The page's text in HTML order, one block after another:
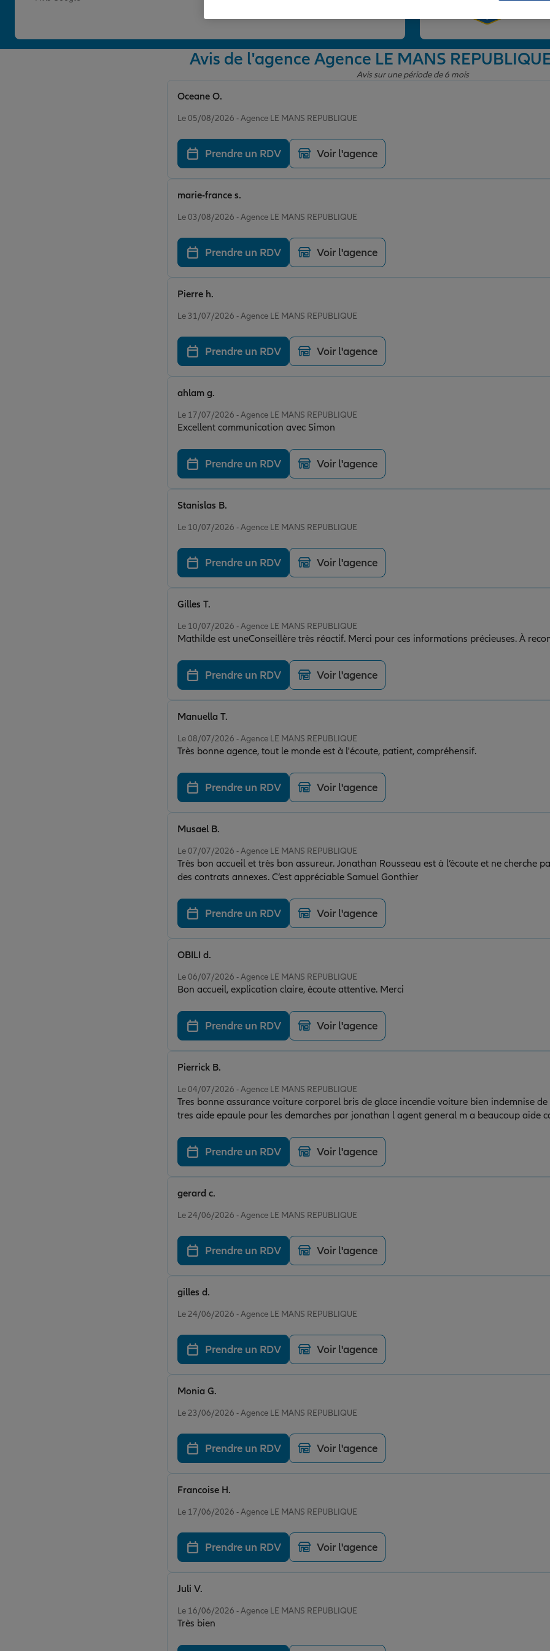
Avis de l'agence Agence LE MANS
Avis sur une période de 6 mois
Le 05/08/2026 - Agence LE MANS REPUBLIQUE
Oceane O.
Prendre un RDV Voir l'agence
Le 03/08/2026 - Agence LE MANS REPUBLIQUE
marie-france s.
Prendre un RDV Voir l'agence
Le 31/07/2026 - Agence LE MANS REPUBLIQUE
Pierre h.
Prendre un RDV Voir l'agence
Le 17/07/2026 - Agence LE MANS REPUBLIQUE
Excellent communication avec Simon
ahlam g.
Prendre un RDV Voir l'agence
Le 10/07/2026 - Agence LE MANS REPUBLIQUE
Stanislas B.
Prendre un RDV Voir l'agence
Le 10/07/2026 - Agence LE MANS REPUBLIQUE
Mathilde est uneConseillère très réactif. Merci pour ces informations précieuses. À
Gilles T.
Prendre un RDV Voir l'agence
Le 08/07/2026 - Agence LE MANS REPUBLIQUE
Très bonne agence, tout le monde est à l'écoute, patient, compréhensif.
Manuella T.
Prendre un RDV Voir l'agence
Le 07/07/2026 - Agence LE MANS REPUBLIQUE
Très bon accueil et très bon assureur. Jonathan Rousseau est à l’écoute et ne cherche
des contrats annexes. C’est appréciable Samuel Gonthier
Musael B.
Prendre un RDV Voir l'agence
Le 06/07/2026 - Agence LE MANS REPUBLIQUE
Bon accueil, explication claire, écoute attentive. Merci
OBILI d.
Prendre un RDV Voir l'agence
Le 04/07/2026 - Agence LE MANS REPUBLIQUE
Tres bonne assurance voiture corporel bris de glace incendie voiture bien indemnise
tres aide epaule pour les demarches par jonathan l agent general m a beaucoup aide car moi sous le choc de l
le sinistre bien indemnise de mon vehicule recent
Pierrick B.
Prendre un RDV Voir l'agence
Le 24/06/2026 - Agence LE MANS REPUBLIQUE
gerard c.
Prendre un RDV Voir l'agence
Le 24/06/2026 - Agence LE MANS REPUBLIQUE
gilles d.
Prendre un RDV Voir l'agence
Le 23/06/2026 - Agence LE MANS REPUBLIQUE
Monia G.
Prendre un RDV Voir l'agence
Le 17/06/2026 - Agence LE MANS REPUBLIQUE
Francoise H.
Prendre un RDV Voir l'agence
Le 16/06/2026 - Agence LE MANS REPUBLIQUE
Très bien
Juli V.